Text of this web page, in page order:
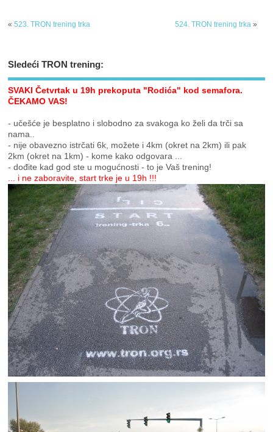
«523. TRON trening trka 524. TRON trening trka»
Sledeći TRON trening:
SVAKI Četvrtak u 19h prekoputa "Rodića" kod semafora.
ČEKAMO VAS!
- učešće je besplatno i slobodno za svakoga ko želi da trči sa
nama..
- nije obavezno istrčati 6k, možete i 4km (okret na 2km) ili pak
2km (okret na 1km) - kome kako odgovara ...
- dođite kad god ste u mogućnosti - to je Vaš trening!
... i ne zaboravite, start trke je u 19h !!!